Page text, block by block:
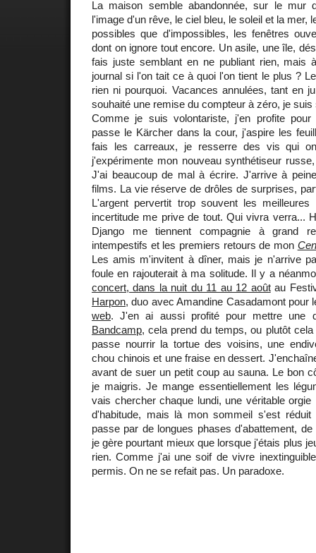
La maison semble abandonnée, sur le mur
l'image d'un rêve, le ciel bleu, le soleil et la mer,
possibles que d'impossibles, les fenêtres
dont on ignore tout encore. Un asile, une île,
fais juste semblant en ne publiant rien, mais
journal si l'on tait ce à quoi l'on tient le plus ?
rien ni pourquoi. Vacances annulées, tant en
souhaité une remise du compteur à zéro, je
Comme je suis volontariste, j'en profite
passe le Kärcher dans la cour, j'aspire les
fais les carreaux, je resserre des vis qui
j'expérimente mon nouveau synthétiseur
J'ai beaucoup de mal à écrire. J'arrive à
films. La vie réserve de drôles de surprises,
L'argent pervertit trop souvent les meilleures
incertitude me prive de tout. Qui vivra verra...
Django me tiennent compagnie à grand
intempestifs et les premiers retours de mon
Les amis m'invitent à dîner, mais je n'arrive
foule en rajouterait à ma solitude. Il y a
concert, dans la nuit du 11 au 12 aoûtau
Harpon, duo avec Amandine Casadamont pour
web. J'en ai aussi profité pour mettre une
Bandcamp, cela prend du temps, ou plutôt
passe nourrir la tortue des voisins, une
chou chinois et une fraise en dessert.
avant de suer un petit coup au sauna. Le bon
je maigris. Je mange essentiellement les
vais chercher chaque lundi, une véritable
d'habitude, mais là mon sommeil s'est
passe par de longues phases d'abattement,
je gère pourtant mieux que lorsque j'étais plus
rien. Comme j'ai une soif de vivre
permis. On ne se refait pas. Un paradoxe.